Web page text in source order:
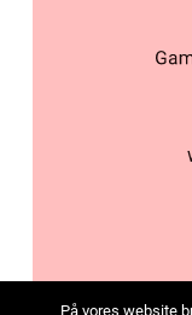
På vores website